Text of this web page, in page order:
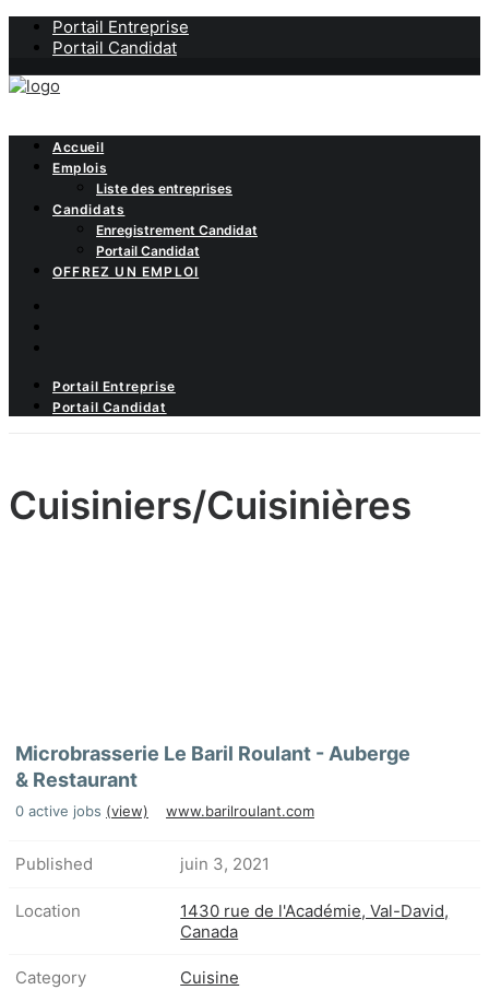
Portail Entreprise
Portail Candidat
Accueil
Emplois
Liste des entreprises
Candidats
Enregistrement Candidat
Portail Candidat
OFFREZ UN EMPLOI
Portail Entreprise
Portail Candidat
Cuisiniers/Cuisinières
Microbrasserie Le Baril Roulant - Auberge
& Restaurant
0 active jobs (view) www.barilroulant.com
Published juin 3, 2021
Location
1430 rue de l'Académie, Val-David,
Canada
Category Cuisine